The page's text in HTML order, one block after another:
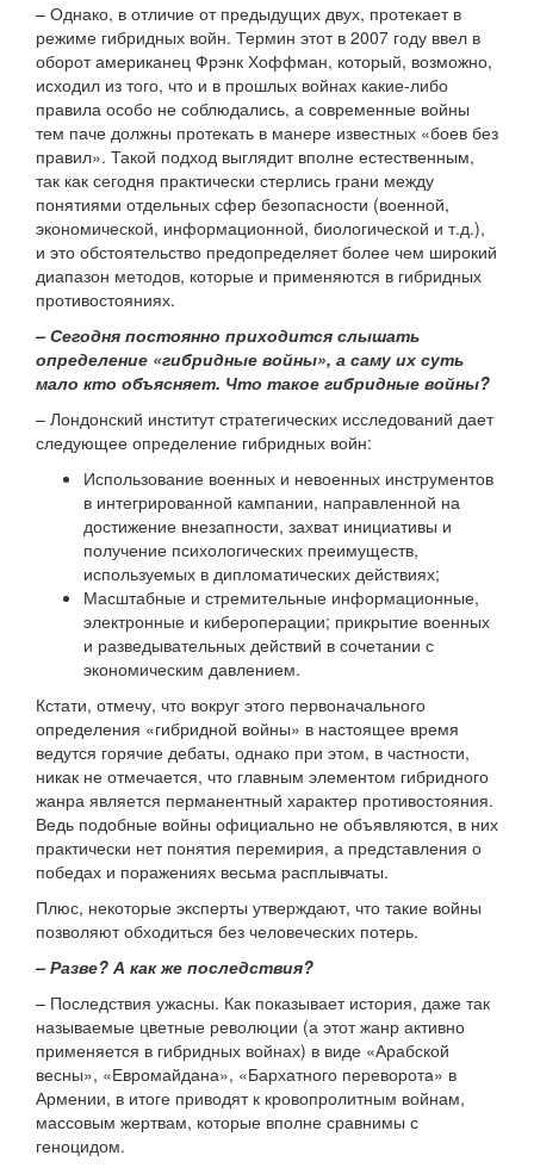
– Однако, в отличие от предыдущих двух, протекает в
режиме гибридных войн. Термин этот в 2007 году ввел в
оборот американец Фрэнк Хоффман, который, возможно,
исходил из того, что и в прошлых войнах какие-либо
правила особо не соблюдались, а современные войны
тем паче должны протекать в манере известных «боев без
правил». Такой подход выглядит вполне естественным,
так как сегодня практически стерлись грани между
понятиями отдельных сфер безопасности (военной,
экономической, информационной, биологической и т.д.),
и это обстоятельство предопределяет более чем широкий
диапазон методов, которые и применяются в гибридных
противостояниях.
– Сегодня постоянно приходится слышать
определение «гибридные войны», а саму их суть
мало кто объясняет. Что такое гибридные войны?
– Лондонский институт стратегических исследований дает
следующее определение гибридных войн:
Использование военных и невоенных инструментов
в интегрированной кампании, направленной на
достижение внезапности, захват инициативы и
получение психологических преимуществ,
используемых в дипломатических действиях;
Масштабные и стремительные информационные,
электронные и кибероперации; прикрытие военных
и разведывательных действий в сочетании с
экономическим давлением.
Кстати, отмечу, что вокруг этого первоначального
определения «гибридной войны» в настоящее время
ведутся горячие дебаты, однако при этом, в частности,
никак не отмечается, что главным элементом гибридного
жанра является перманентный характер противостояния.
Ведь подобные войны официально не объявляются, в них
практически нет понятия перемирия, а представления о
победах и поражениях весьма расплывчаты.
Плюс, некоторые эксперты утверждают, что такие войны
позволяют обходиться без человеческих потерь.
– Разве? А как же последствия?
– Последствия ужасны. Как показывает история, даже так
называемые цветные революции (а этот жанр активно
применяется в гибридных войнах) в виде «Арабской
весны», «Евромайдана», «Бархатного переворота» в
Армении, в итоге приводят к кровопролитным войнам,
массовым жертвам, которые вполне сравнимы с
геноцидом.